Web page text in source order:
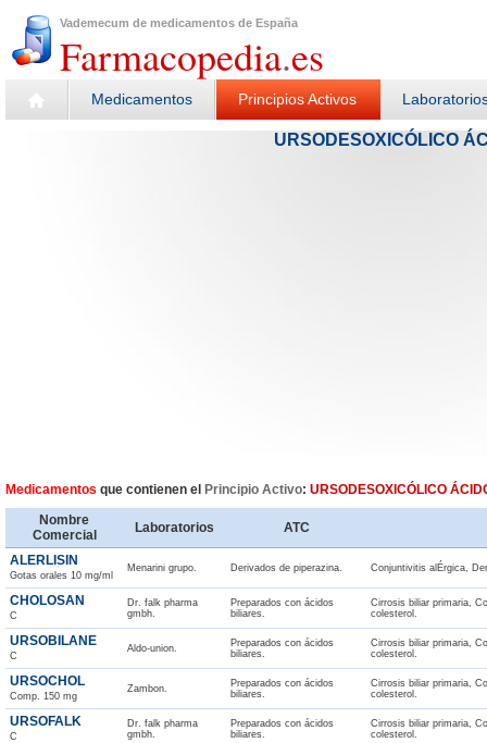
Vademecum de medicamentos de España
Farmacopedia.es
Medicamentos Principios Activos
URSODESOXICÓLICO
Medicamentos que contienen el Principio Activo: URSODESOXICÓLICO
Nombre
Comercial
Laboratorios ATC
ALERLISIN
Gotas orales 10 mg/ml
Menarini grupo. Derivados de piperazina. Conjuntivitis alÉrgica,
CHOLOSAN
C
Dr. falk pharma
gmbh.
Preparados con ácidos
biliares.
Cirrosis biliar primaria,
colesterol.
URSOBILANE
C
Aldo-union.
Preparados con ácidos
biliares.
Cirrosis biliar primaria,
colesterol.
URSOCHOL
Comp. 150 mg
Zambon.
Preparados con ácidos
biliares.
Cirrosis biliar primaria,
colesterol.
URSOFALK
C
Dr. falk pharma
gmbh.
Preparados con ácidos
biliares.
Cirrosis biliar primaria,
colesterol.